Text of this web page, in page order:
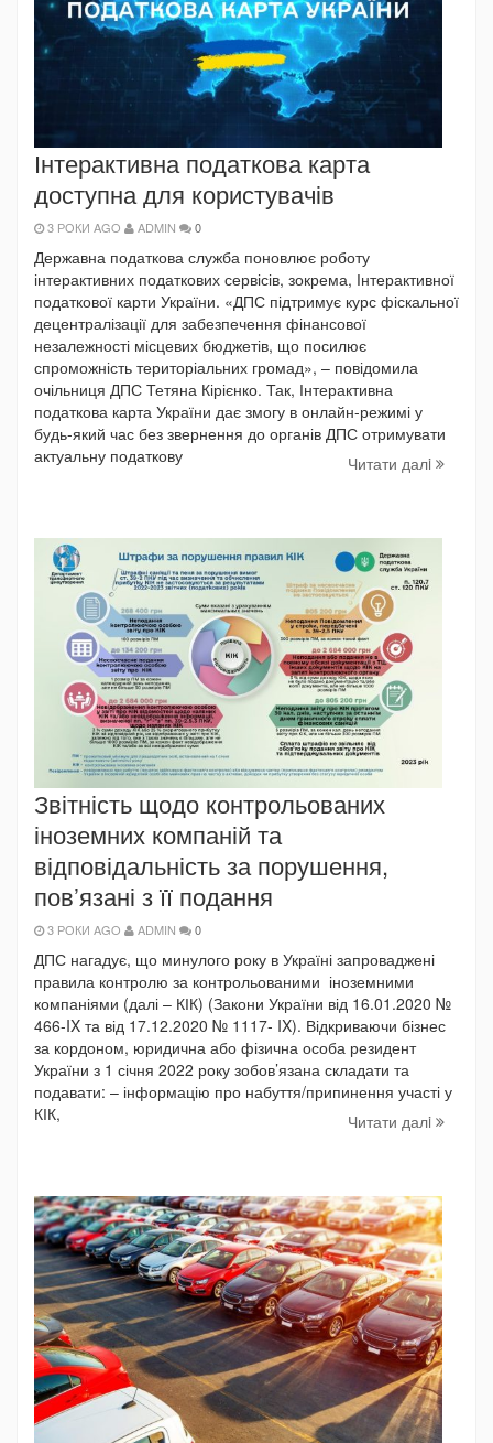
Інтерактивна податкова карта
доступна для користувачів
3 РОКИ AGO ADMIN 0
Державна податкова служба поновлює роботу
інтерактивних податкових сервісів, зокрема, Інтерактивної
податкової карти України. «ДПС підтримує курс фіскальної
децентралізації для забезпечення фінансової
незалежності місцевих бюджетів, що посилює
спроможність територіальних громад», – повідомила
очільниця ДПС Тетяна Кірієнко. Так, Інтерактивна
податкова карта України дає змогу в онлайн-режимі у
будь-який час без звернення до органів ДПС отримувати
актуальну податкову
Читати далi
Звітність щодо контрольованих
іноземних компаній та
відповідальність за порушення,
пов’язані з її подання
3 РОКИ AGO ADMIN 0
ДПС нагадує, що минулого року в Україні запроваджені
правила контролю за контрольованими іноземними
компаніями (далі – КІК) (Закони України від 16.01.2020 №
466-IX та від 17.12.2020 № 1117- IX). Відкриваючи бізнес
за кордоном, юридична або фізична особа резидент
України з 1 січня 2022 року зобов’язана складати та
подавати: – інформацію про набуття/припинення участі у
КІК,
Читати далi